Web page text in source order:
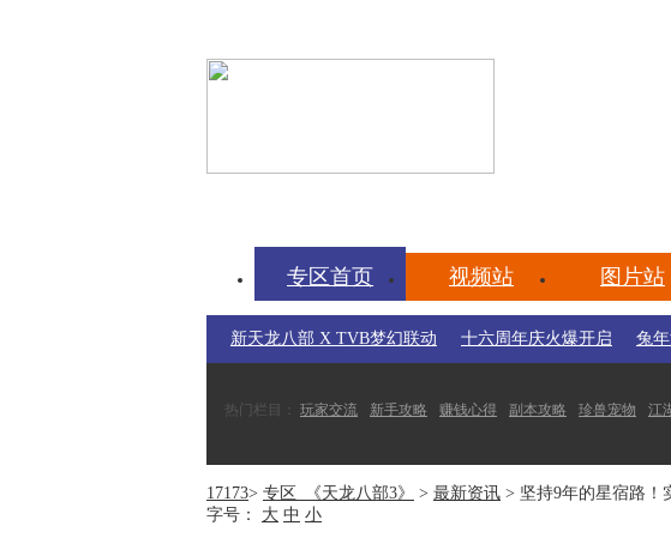
专区首页 视频站 图片站
新天龙八部 X TVB梦幻联动 十六周年庆火爆开启 兔
热门栏目： 玩家交流 新手攻略 赚钱心得 副本攻略 珍兽宠物 江
17173> 专区_《天龙八部3》 > 最新资讯 > 坚持9年的星宿路！
字号： 大 中 小